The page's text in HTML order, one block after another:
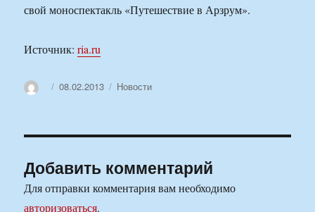
свой моноспектакль «Путешествие в Арзрум».
Источник:ria.ru
АвторОпубликовано
08.02.2013 Рубрики
Новости
Добавить комментарий
Для отправки комментария вам необходимо
авторизоваться.